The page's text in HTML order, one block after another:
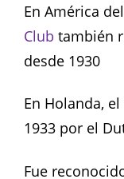
En América
Club también
desde 1930
En Holanda,
1933 por el
Fue